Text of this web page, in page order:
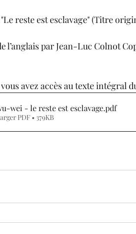
reste est esclavage" (Titre
l’anglais par Jean-Luc Colnot
avez accès au texte intégral
wei - le reste est esclavage.pdf
PDF • 379KB